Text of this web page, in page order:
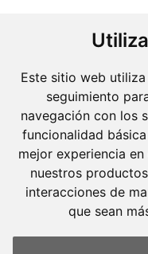
Este sitio web
seguimiento
navegación con los
funcionalidad
mejor experiencia
nuestros
interacciones de
que sean